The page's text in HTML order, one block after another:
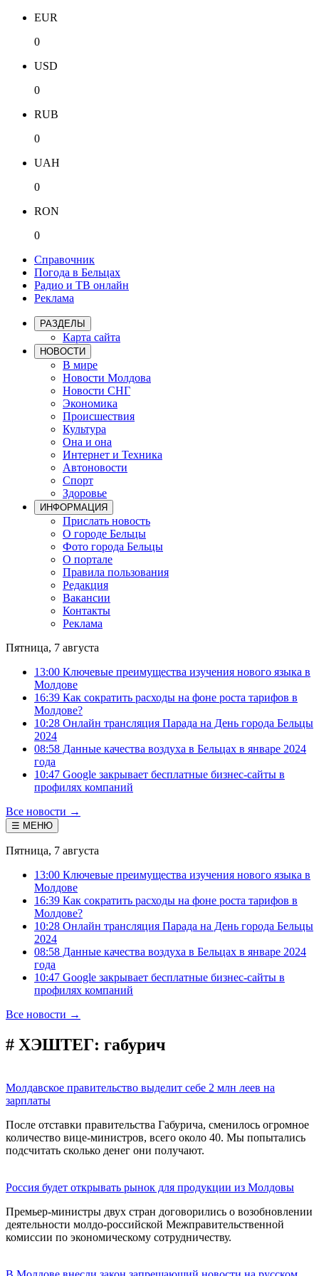
EUR
0
USD
0
RUB
0
UAH
0
RON
0
Справочник
Погода в Бельцах
Радио и ТВ онлайн
Реклама
РАЗДЕЛЫ
Карта сайта
НОВОСТИ
В мире
Новости Молдова
Новости СНГ
Экономика
Происшествия
Культура
Она и она
Интернет и Техника
Автоновости
Спорт
Здоровье
ИНФОРМАЦИЯ
Прислать новость
О городе Бельцы
Фото города Бельцы
О портале
Правила пользования
Редакция
Вакансии
Контакты
Реклама
Пятница, 7 августа
13:00 Ключевые преимущества изучения нового языка в
Молдове
16:39 Как сократить расходы на фоне роста тарифов в
Молдове?
10:28 Онлайн трансляция Парада на День города Бельцы
2024
08:58 Данные качества воздуха в Бельцах в январе 2024
года
10:47 Google закрывает бесплатные бизнес-сайты в
профилях компаний
Все новости →
☰ МЕНЮ
Пятница, 7 августа
13:00 Ключевые преимущества изучения нового языка в
Молдове
16:39 Как сократить расходы на фоне роста тарифов в
Молдове?
10:28 Онлайн трансляция Парада на День города Бельцы
2024
08:58 Данные качества воздуха в Бельцах в январе 2024
года
10:47 Google закрывает бесплатные бизнес-сайты в
профилях компаний
Все новости →
# ХЭШТЕГ: габурич
Молдавское правительство выделит себе 2 млн леев на
зарплаты
После отставки правительства Габурича, сменилось огромное
количество вице-министров, всего около 40. Мы попытались
подсчитать сколько денег они получают.
Россия будет открывать рынок для продукции из Молдовы
Премьер-министры двух стран договорились о возобновлении
деятельности молдо-российской Межправительственной
комиссии по экономическому сотрудничеству.